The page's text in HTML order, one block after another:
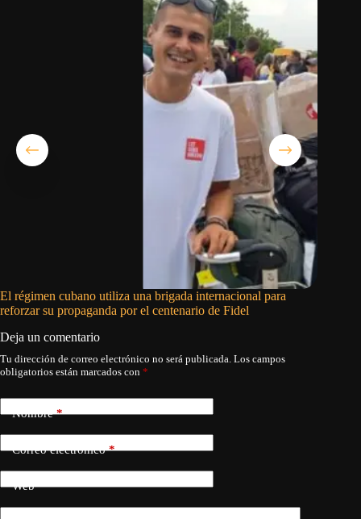
El régimen cubano utiliza una brigada internacional para
reforzar su propaganda por el centenario de Fidel
Deja un comentario
Tu dirección de correo electrónico no será publicada. Los campos
obligatorios están marcados con *
Nombre*
Correo electrónico*
Web